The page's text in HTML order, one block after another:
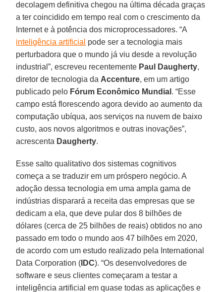
decolagem definitiva chegou na última década graças
a ter coincidido em tempo real com o crescimento da
Internet e à potência dos microprocessadores. “A
inteligência artificial pode ser a tecnologia mais
perturbadora que o mundo já viu desde a revolução
industrial”, escreveu recentemente Paul Daugherty,
diretor de tecnologia da Accenture, em um artigo
publicado pelo Fórum Econômico Mundial . “Esse
campo está florescendo agora devido ao aumento da
computação ubíqua, aos serviços na nuvem de baixo
custo, aos novos algoritmos e outras inovações”,
acrescenta Daugherty.
Esse salto qualitativo dos sistemas cognitivos
começa a se traduzir em um próspero negócio. A
adoção dessa tecnologia em uma ampla gama de
indústrias disparará a receita das empresas que se
dedicam a ela, que deve pular dos 8 bilhões de
dólares (cerca de 25 bilhões de reais) obtidos no ano
passado em todo o mundo aos 47 bilhões em 2020,
de acordo com um estudo realizado pela International
Data Corporation ( IDC). “Os desenvolvedores de
software e seus clientes começaram a testar a
inteligência artificial em quase todas as aplicações e